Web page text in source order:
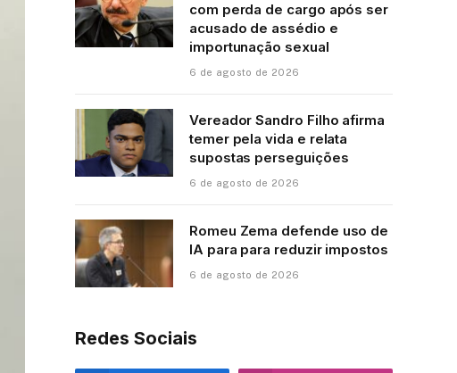
com perda de cargo após ser
acusado de assédio e
importunação sexual
6 de agosto de 2026
Vereador Sandro Filho afirma
temer pela vida e relata
supostas perseguições
6 de agosto de 2026
Romeu Zema defende uso de
IA para para reduzir impostos
6 de agosto de 2026
Redes Sociais